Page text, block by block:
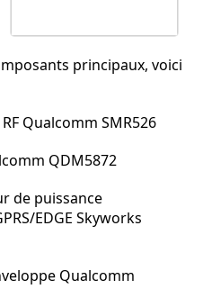
principaux, voici
Qualcomm SMR526
QDM5872
de puissance
EDGE Skyworks
Qualcomm